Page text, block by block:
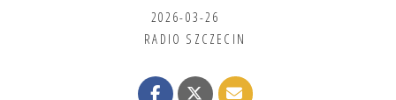
2026-03-26
RADIO SZCZECIN